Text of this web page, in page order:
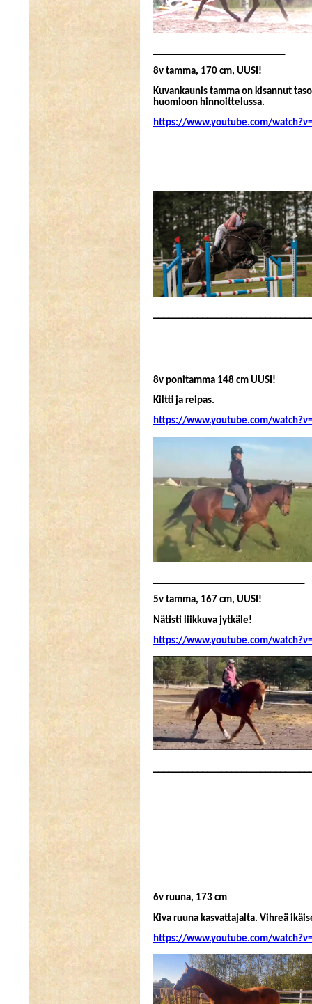
8v tamma, 170 cm, UUSI!
Kuvankaunis tamma on kisannut
huomioon hinnoittelussa.
https://www.youtube.com/
8v ponitamma 148 cm UUSI!
Kiltti ja reipas.
https://www.youtube.com/
5v tamma, 167 cm, UUSI!
Nätisti liikkuva jytkäle!
https://www.youtube.com/
6v ruuna, 173 cm
Kiva ruuna kasvattajalta. Vihreä
https://www.youtube.com/